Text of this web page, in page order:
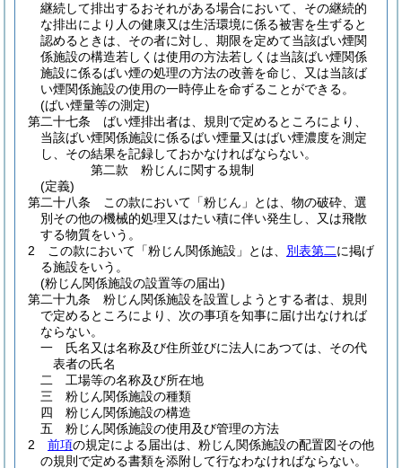
継続して排出するおそれがある場合において、その継続的
な排出により人の健康又は生活環境に係る被害を生ずると
認めるときは、その者に対し、期限を定めて当該ばい煙関
係施設の構造若しくは使用の方法若しくは当該ばい煙関係
施設に係るばい煙の処理の方法の改善を命じ、又は当該ば
い煙関係施設の使用の一時停止を命ずることができる。
(ばい煙量等の測定)
第二十七条
ばい煙排出者は、規則で定めるところにより、
当該ばい煙関係施設に係るばい煙量又はばい煙濃度を測定
し、その結果を記録しておかなければならない。
第二款
粉じんに関する規制
(定義)
第二十八条
この款において「粉じん」とは、物の破砕、選
別その他の機械的処理又はたい積に伴い発生し、又は飛散
する物質をいう。
2
この款において「粉じん関係施設」とは、 別表第二に掲げ
る施設をいう。
(粉じん関係施設の設置等の届出)
第二十九条
粉じん関係施設を設置しようとする者は、規則
で定めるところにより、次の事項を知事に届け出なければ
ならない。
一
氏名又は名称及び住所並びに法人にあつては、その代
表者の氏名
二
工場等の名称及び所在地
三
粉じん関係施設の種類
四
粉じん関係施設の構造
五
粉じん関係施設の使用及び管理の方法
2
前項の規定による届出は、粉じん関係施設の配置図その他
の規則で定める書類を添附して行なわなければならない。